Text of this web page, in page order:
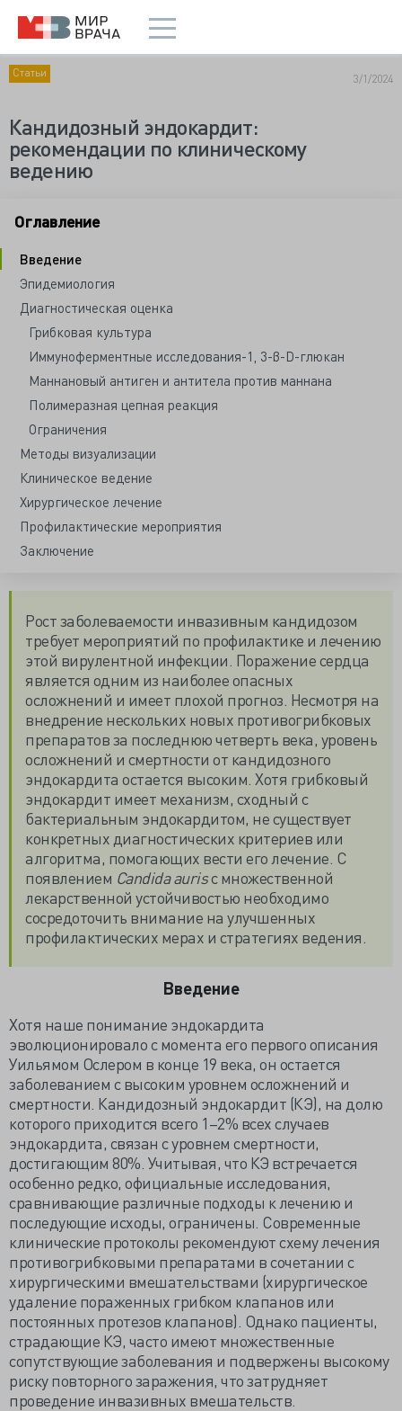
Статьи 3/1/2024
Кандидозный эндокардит:
рекомендации по клиническому
ведению
Оглавление
Введение
Эпидемиология
Диагностическая оценка
Грибковая культура
Иммуноферментные исследования-1, 3-β-D-глюкан
Маннановый антиген и антитела против маннана
Полимеразная цепная реакция
Ограничения
Методы визуализации
Клиническое ведение
Хирургическое лечение
Профилактические мероприятия
Заключение
Рост заболеваемости инвазивным кандидозом
требует мероприятий по профилактике и лечению
этой вирулентной инфекции. Поражение сердца
является одним из наиболее опасных
осложнений и имеет плохой прогноз. Несмотря на
внедрение нескольких новых противогрибковых
препаратов за последнюю четверть века, уровень
осложнений и смертности от кандидозного
эндокардита остается высоким. Хотя грибковый
эндокардит имеет механизм, сходный с
бактериальным эндокардитом, не существует
конкретных диагностических критериев или
алгоритма, помогающих вести его лечение. С
появлением Candida aurisс множественной
лекарственной устойчивостью необходимо
сосредоточить внимание на улучшенных
профилактических мерах и стратегиях ведения.
Введение
Хотя наше понимание эндокардита
эволюционировало с момента его первого описания
Уильямом Ослером в конце 19 века, он остается
заболеванием с высоким уровнем осложнений и
смертности. Кандидозный эндокардит (КЭ), на долю
которого приходится всего 1–2% всех случаев
эндокардита, связан с уровнем смертности,
достигающим 80%. Учитывая, что КЭ встречается
особенно редко, официальные исследования,
сравнивающие различные подходы к лечению и
последующие исходы, ограничены. Современные
клинические протоколы рекомендуют схему лечения
противогрибковыми препаратами в сочетании с
хирургическими вмешательствами (хирургическое
удаление пораженных грибком клапанов или
постоянных протезов клапанов). Однако пациенты,
страдающие КЭ, часто имеют множественные
сопутствующие заболевания и подвержены высокому
риску повторного заражения, что затрудняет
проведение инвазивных вмешательств.